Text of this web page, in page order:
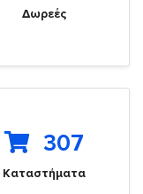
Δωρεές
307
Καταστήματα